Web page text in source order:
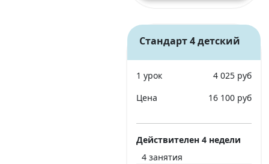
Стандарт 4 детский
1 урок
4 025 руб
Цена
16 100 руб
Действителен 4 недели
4 занятия